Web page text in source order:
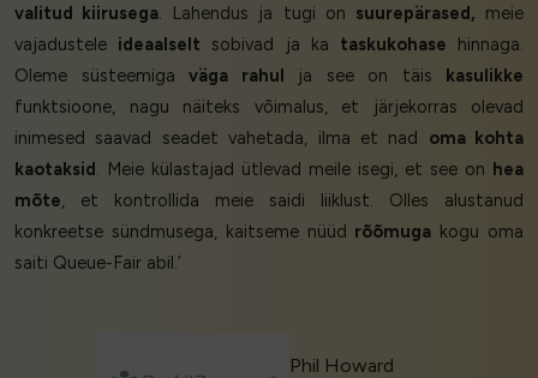
valitud kiirusega . Lahendus ja tugi on suurepärased, meie
vajadustele ideaalselt sobivad ja ka taskukohase hinnaga.
Oleme süsteemiga väga rahul ja see on täis kasulikke
funktsioone, nagu näiteks võimalus, et järjekorras olevad
inimesed saavad seadet vahetada, ilma et nad oma kohta
kaotaksid . Meie külastajad ütlevad meile isegi, et see on hea
mõte , et kontrollida meie saidi liiklust. Olles alustanud
konkreetse sündmusega, kaitseme nüüd rõõmuga kogu oma
saiti Queue-Fair abil.’
Phil Howard